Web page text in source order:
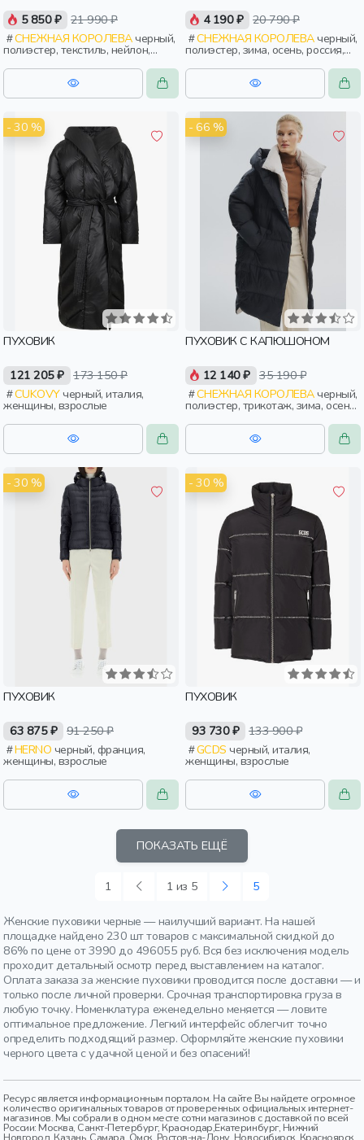
5 850 ₽ 21 990 ₽
СНЕЖНАЯ КОРОЛЕВАчерный,
полиэстер, текстиль, нейлон,
зима, осень, россия, прямые,
капюшон, застежка, утепленные,
стеганые, кнопки, прорези,
карман, воротник, женщины,
4 190 ₽ 20 790 ₽
СНЕЖНАЯ КОРОЛЕВАчерный,
полиэстер, зима, осень, россия,
капюшон, застежка, утепленные,
стеганые, кнопки, прорези,
карман, воротник, воротник-
стойка, женщины, взрослые
- 30 %
ПУХОВИК
121 205 ₽ 173 150 ₽
CUKOVYчерный, италия,
женщины, взрослые
- 66 %
ПУХОВИК С КАПЮШОНОМ
12 140 ₽ 35 190 ₽
СНЕЖНАЯ КОРОЛЕВАчерный,
полиэстер, трикотаж, зима, осень,
россия, женщины, взрослые
- 30 %
ПУХОВИК
63 875 ₽ 91 250 ₽
HERNO
женщины, взрослые
- 30 %
ПУХОВИК
93 730 ₽ 133 900 ₽
GCDS черный, италия,
женщины, взрослые
ПОКАЗАТЬ ЕЩЁ
1 1 из 5 5
Женские пуховики черные — наилучший вариант. На нашей
площадке найдено 230 шт товаров с максимальной скидкой до
86% по цене от 3990 до 496055 руб. Вся без исключения модель
проходит детальный осмотр перед выставлением на каталог.
Оплата заказа за женские пуховики проводится после доставки — и
только после личной проверки. Срочная транспортировка груза в
любую точку. Номенклатура еженедельно меняется — ловите
оптимальное предложение. Легкий интерфейс облегчит точно
определить подходящий размер. Оформляйте женские пуховики
черного цвета с удачной ценой и без опасений!
Ресурс является информационным порталом. На сайте Вы найдете огромное
количество оригинальных товаров от проверенных официальных интернет-
магазинов. Мы собрали в одном месте сотни магазинов с доставкой по всей
России: Москва, Санкт-Петербург, Краснодар,Екатеринбург, Нижний
Новгород, Казань, Самара, Омск, Ростов-на-Дону, Новосибирск, Красноярск,